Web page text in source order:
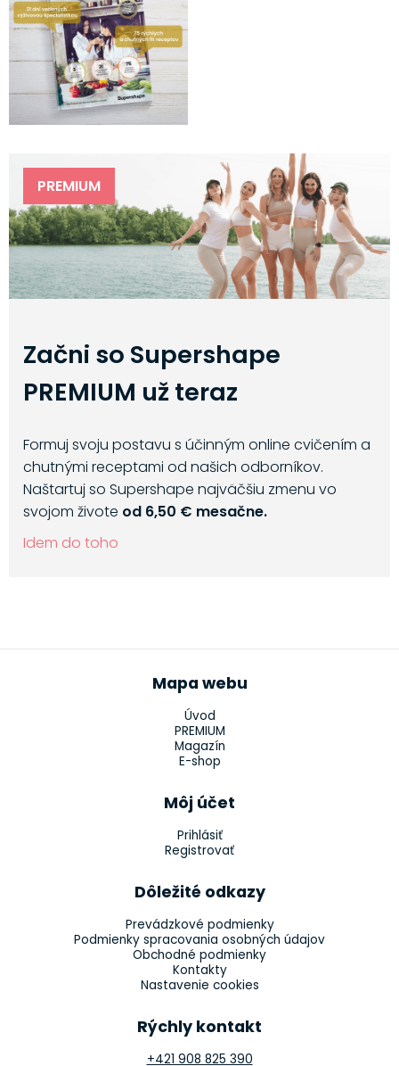
PREMIUM
Začni so Supershape
PREMIUM už teraz
Formuj svoju postavu s účinným online cvičením a
chutnými receptami od našich odborníkov.
Naštartuj so Supershape najväčšiu zmenu vo
svojom živote od 6,50 € mesačne.
Idem do toho
Mapa webu
Úvod
PREMIUM
Magazín
E-shop
Môj účet
Prihlásiť
Registrovať
Dôležité odkazy
Prevádzkové podmienky
Podmienky spracovania osobných údajov
Obchodné podmienky
Kontakty
Nastavenie cookies
Rýchly kontakt
+421 908 825 390